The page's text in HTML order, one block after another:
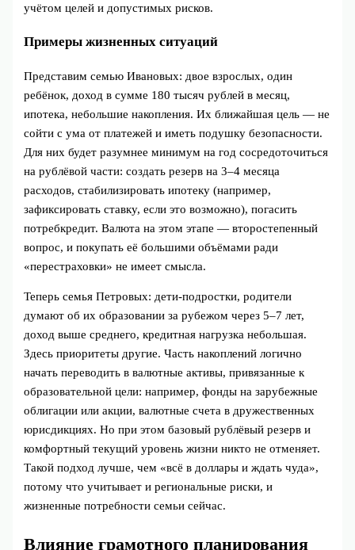
учётом целей и допустимых рисков.
Примеры жизненных ситуаций
Представим семью Ивановых: двое взрослых, один
ребёнок, доход в сумме 180 тысяч рублей в месяц,
ипотека, небольшие накопления. Их ближайшая цель — не
сойти с ума от платежей и иметь подушку безопасности.
Для них будет разумнее минимум на год сосредоточиться
на рублёвой части: создать резерв на 3–4 месяца
расходов, стабилизировать ипотеку (например,
зафиксировать ставку, если это возможно), погасить
потребкредит. Валюта на этом этапе — второстепенный
вопрос, и покупать её большими объёмами ради
«перестраховки» не имеет смысла.
Теперь семья Петровых: дети‑подростки, родители
думают об их образовании за рубежом через 5–7 лет,
доход выше среднего, кредитная нагрузка небольшая.
Здесь приоритеты другие. Часть накоплений логично
начать переводить в валютные активы, привязанные к
образовательной цели: например, фонды на зарубежные
облигации или акции, валютные счета в дружественных
юрисдикциях. Но при этом базовый рублёвый резерв и
комфортный текущий уровень жизни никто не отменяет.
Такой подход лучше, чем «всё в доллары и ждать чуда»,
потому что учитывает и региональные риски, и
жизненные потребности семьи сейчас.
Влияние грамотного планирования